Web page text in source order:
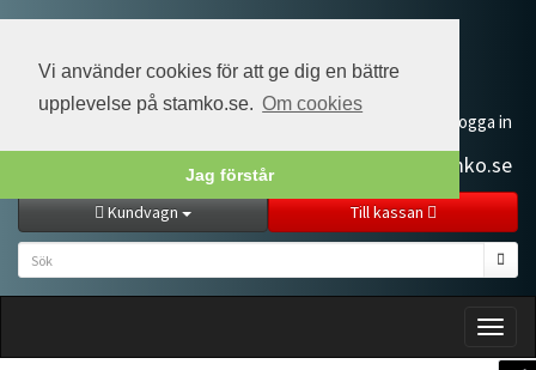
Vi använder cookies för att ge dig en bättre
upplevelse på stamko.se. Om cookies
Jag förstår
Logga in
+46 (0)33 20 59 90 order@stamko.se
Kundvagn Till kassan